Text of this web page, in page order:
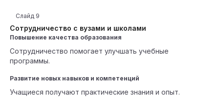
Сотрудничество с вузами и школами
Слайд 9
Повышение качества образования
Сотрудничество помогает улучшать учебные
программы.
Развитие новых навыков и компетенций
Учащиеся получают практические знания и опыт.